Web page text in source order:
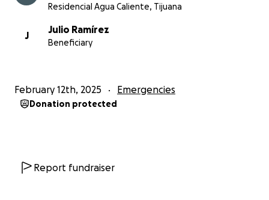
Residencial Agua Caliente, Tijuana
J
Julio Ramírez
Beneficiary
February 12th, 2025 Emergencies
Donation protected
Report fundraiser